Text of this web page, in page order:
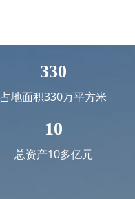
330
占地面积330万平方米
10
总资产10多亿元